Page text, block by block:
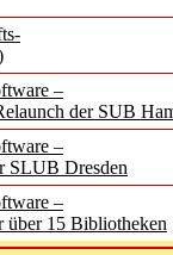
–
der SUB
–
SLUB Dresden
–
15 Bibliotheken
in der
Media